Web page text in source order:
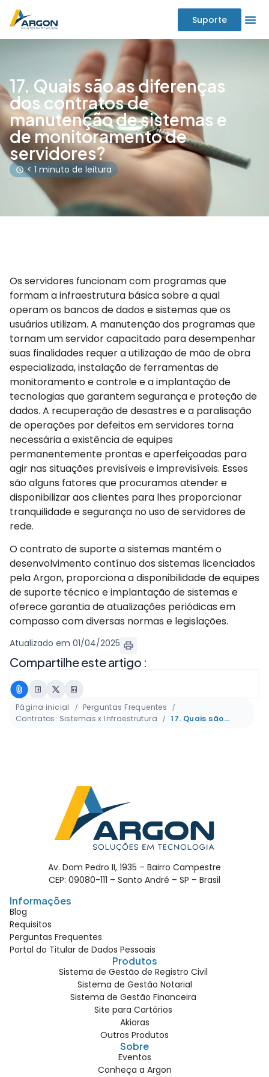
Suporte
17. Quais são as diferenças
dos contratos de
manutenção de sistemas e
de monitoramento de
servidores?
< 1 minuto de leitura
Os servidores funcionam com programas que
formam a infraestrutura básica sobre a qual
operam os bancos de dados e sistemas que os
usuários utilizam. A manutenção dos programas que
tornam um servidor capacitado para desempenhar
suas finalidades requer a utilização de mão de obra
especializada, instalação de ferramentas de
monitoramento e controle e a implantação de
tecnologias que garantem segurança e proteção de
dados. A recuperação de desastres e a paralisação
de operações por defeitos em servidores torna
necessária a existência de equipes
permanentemente prontas e aperfeiçoadas para
agir nas situações previsíveis e imprevisíveis. Esses
são alguns fatores que procuramos atender e
disponibilizar aos clientes para lhes proporcionar
tranquilidade e segurança no uso de servidores de
rede.
O contrato de suporte a sistemas mantém o
desenvolvimento contínuo dos sistemas licenciados
pela Argon, proporciona a disponibilidade de equipes
de suporte técnico e implantação de sistemas e
oferece garantia de atualizações periódicas em
compasso com diversas normas e legislações.
Atualizado em 01/04/2025
Compartilhe este artigo :
Página inicial
Perguntas Frequentes
Contratos: Sistemas x Infraestrutura
17. Quais são as diferenças dos contratos de manutenção de sistemas e de monitoramento de servidores?
Av. Dom Pedro II, 1935 – Bairro Campestre
CEP: 09080-111 – Santo André – SP – Brasil
Informações
Blog
Requisitos
Perguntas Frequentes
Portal do Titular de Dados Pessoais
Produtos
Sistema de Gestão de Registro Civil
Sistema de Gestão Notarial
Sistema de Gestão Financeira
Site para Cartórios
Akioras
Outros Produtos
Sobre
Eventos
Conheça a Argon